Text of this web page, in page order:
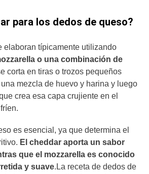
para los dedos de queso?
elaboran típicamente utilizando
o una combinación de
corta en tiras o trozos pequeños
mezcla de huevo y harina y luego
crea esa capa crujiente en el
es esencial, ya que determina el
El cheddar aporta un sabor
que el mozzarella es conocido
y suave.La receta de dedos de